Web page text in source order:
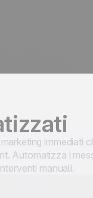
immediati
Automatizza i
manuali.